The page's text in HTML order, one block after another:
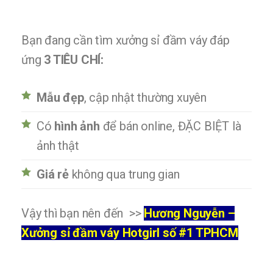
Bạn đang cần tìm xưởng sỉ đầm váy đáp
ứng 3 TIÊU CHÍ:
Mẫu đẹp, cập nhật thường xuyên
Có hình ảnh để bán online, ĐẶC BIỆT là
ảnh thật
Giá rẻkhông qua trung gian
Vậy thì bạn nên đến >> Hương Nguyễn –
Xưởng sỉ đầm váy Hotgirl số #1 TPHCM